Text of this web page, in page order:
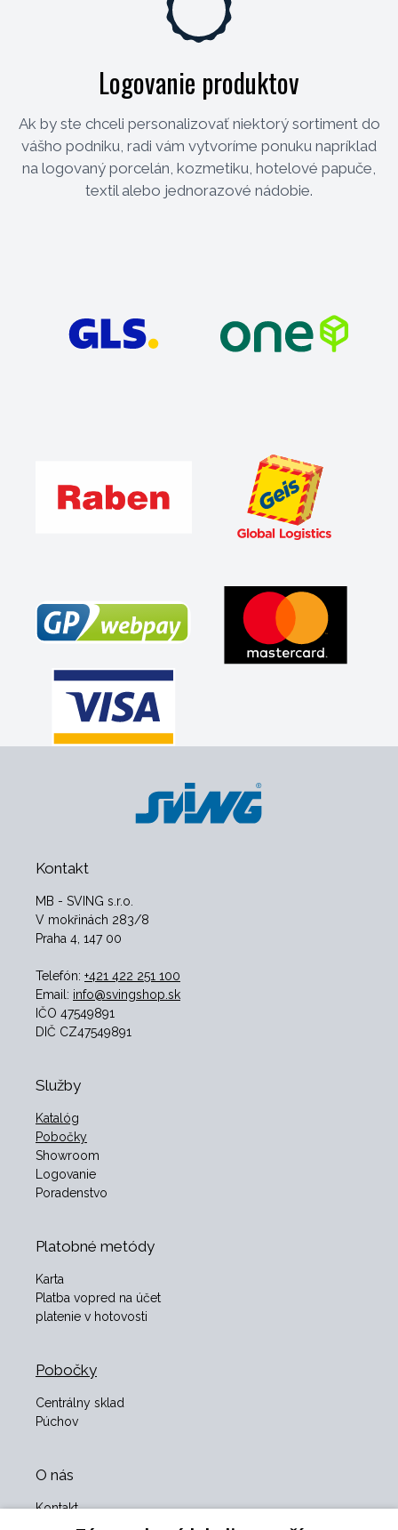
Logovanie produktov
Ak by ste chceli personalizovať niektorý sortiment do
vášho podniku, radi vám vytvoríme ponuku napríklad
na logovaný porcelán, kozmetiku, hotelové papuče,
textil alebo jednorazové nádobie.
Kontakt
MB - SVING s.r.o.
V mokřinách 283/8
Praha 4, 147 00
Telefón: +421 422 251 100
Email: info@svingshop.sk
IČO 47549891
DIČ CZ47549891
Služby
Katalóg
Pobočky
Showroom
Logovanie
Poradenstvo
Platobné metódy
Karta
Platba vopred na účet
platenie v hotovosti
Pobočky
Centrálny sklad
Púchov
O nás
Kontakt